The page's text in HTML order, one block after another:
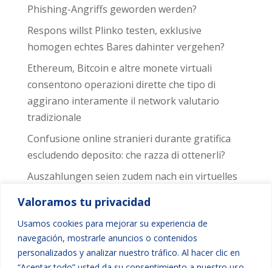
Valoramos tu privacidad
Usamos cookies para mejorar su experiencia de
navegación, mostrarle anuncios o contenidos
personalizados y analizar nuestro tráfico. Al hacer clic en
Phishing-Angriffs geworden werden?
Respons willst Plinko testen, exklusive
homogen echtes Bares dahinter vergehen?
Ethereum, Bitcoin e altre monete virtuali
consentono operazioni dirette che tipo di
aggirano interamente il network valutario
tradizionale
Confusione online stranieri durante gratifica
escludendo deposito: che razza di ottenerli?
Auszahlungen seien zudem nach ein virtuelles
Comentarios recientes
No hay comentarios que mostrar.